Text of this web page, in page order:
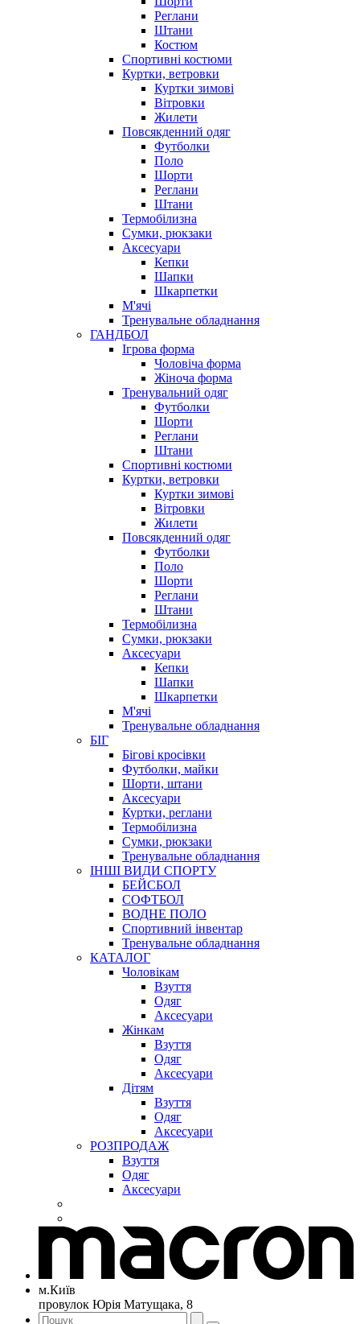
Реглани
Штани
Костюм
Спортивні костюми
Куртки, ветровки
Куртки зимові
Вітровки
Жилети
Повсякденний одяг
Футболки
Поло
Шорти
Реглани
Штани
Термобілизна
Сумки, рюкзаки
Аксесуари
Кепки
Шапки
Шкарпетки
М'ячі
Тренувальне обладнання
ГАНДБОЛ
Ігрова форма
Чоловіча форма
Жіноча форма
Тренувальний одяг
Футболки
Шорти
Реглани
Штани
Спортивні костюми
Куртки, ветровки
Куртки зимові
Вітровки
Жилети
Повсякденний одяг
Футболки
Поло
Шорти
Реглани
Штани
Термобілизна
Сумки, рюкзаки
Аксесуари
Кепки
Шапки
Шкарпетки
М'ячі
Тренувальне обладнання
БІГ
Бігові кросівки
Футболки, майки
Шорти, штани
Аксесуари
Куртки, реглани
Термобілизна
Сумки, рюкзаки
Тренувальне обладнання
ІНШІ ВИДИ СПОРТУ
БЕЙСБОЛ
СОФТБОЛ
ВОДНЕ ПОЛО
Спортивний інвентар
Тренувальне обладнання
КАТАЛОГ
Чоловікам
Взуття
Одяг
Аксесуари
Жінкам
Взуття
Одяг
Аксесуари
Дітям
Взуття
Одяг
Аксесуари
РОЗПРОДАЖ
Взуття
Одяг
Аксесуари
м.Київ
провулок Юрія Матущака, 8